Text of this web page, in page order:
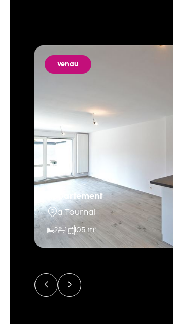
Vendu
Appartement
à Tournai
2 1 105 m²